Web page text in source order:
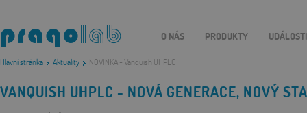
Hlavní stránka Aktuality NOVINKA - Vanquish UHPLC
O NÁS PRODUKTY UDÁLOSTI
VANQUISH UHPLC - NOVÁ GENERACE, NOVÝ